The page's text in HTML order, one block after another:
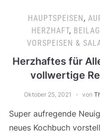
HAUPTSPEISEN,
HERZHAFT,
VORSPEISEN &
Herzhaftes für
vollwertige
Oktober 25, 2021 von
Super aufregende
neues Kochbuch